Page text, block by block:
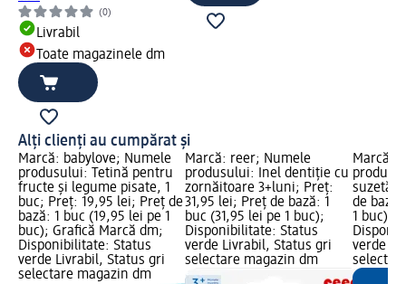
(0)
Livrabil
Toate magazinele dm
Alți clienți au cumpărat și
Marcă: babylove; Numele
produsului: Tetină pentru
fructe și legume pisate, 1
buc; Preț: 19,95 lei; Preț de
bază: 1 buc (19,95 lei pe 1
buc); Grafică Marcă dm;
Disponibilitate: Status
verde Livrabil, Status gri
selectare magazin dm
Marcă: reer; Numele
produsului: Inel dentiție cu
zornăitoare 3+luni; Preț:
31,95 lei; Preț de bază: 1
buc (31,95 lei pe 1 buc);
Disponibilitate: Status
verde Livrabil, Status gri
selectare magazin dm
Marcă:
suzetă;
de bază:
1 buc);
verde